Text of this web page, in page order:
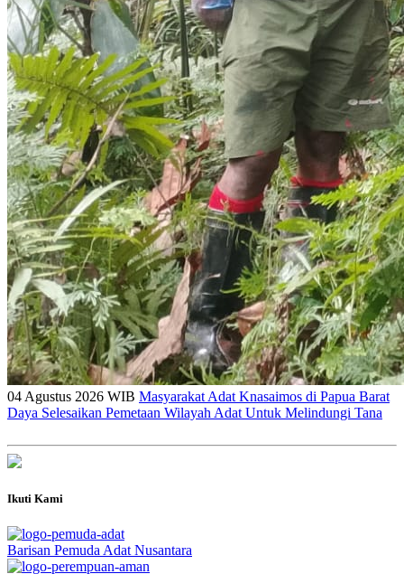
04 Agustus 2026 WIB Masyarakat Adat Knasaimos di Papua Barat
Daya Selesaikan Pemetaan Wilayah Adat Untuk Melindungi Tana
Ikuti Kami
Barisan Pemuda Adat Nusantara